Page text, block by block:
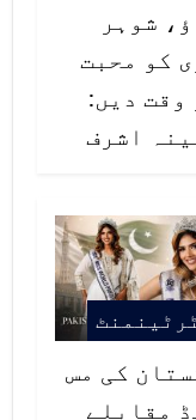
شوہر
کو محبت
وقت دیں:
اشرف
کی مس
مقابلے